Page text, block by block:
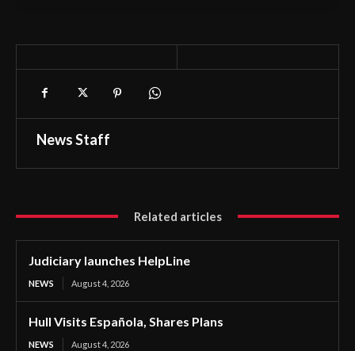
News Staff
Related articles
Judiciary launches HelpLine
NEWS August 4, 2026
Hull Visits Española, Shares Plans
NEWS August 4, 2026